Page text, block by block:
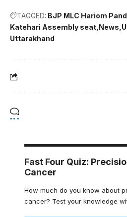
TAGGED: BJP MLC Hariom
Katehari Assembly seat News
Uttarakhand
Fast Four Quiz:
Cancer
How much do you know about
cancer? Test your knowledge